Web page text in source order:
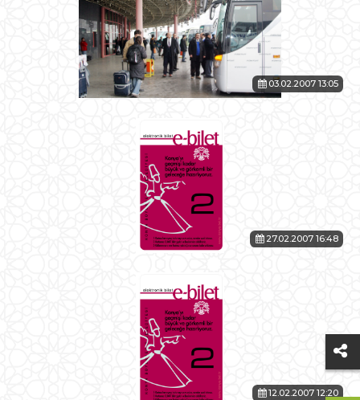
03.02.2007 13:05
27.02.2007 16:48
12.02.2007 12:20